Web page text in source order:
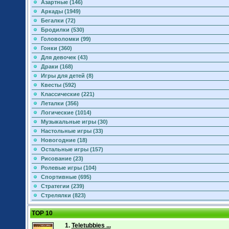
Азартные (146)
Аркады (1949)
Бегалки (72)
Бродилки (530)
Головоломки (99)
Гонки (360)
Для девочек (43)
Драки (168)
Игры для детей (8)
Квесты (592)
Классические (221)
Леталки (356)
Логические (1014)
Музыкальные игры (30)
Настольные игры (33)
Новогодние (18)
Остальные игры (157)
Рисование (23)
Ролевые игры (104)
Спортивные (695)
Стратегии (239)
Стрелялки (823)
TOP 10
1. Teletubbies ...